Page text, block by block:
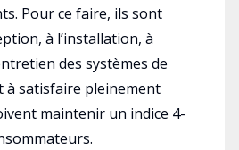
Pour ce faire, ils sont
à l’installation, à
des systèmes de
à satisfaire pleinement
maintenir un indice 4-